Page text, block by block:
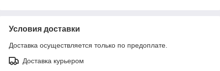
Условия доставки
Доставка осуществляется только по предоплате.
Доставка курьером